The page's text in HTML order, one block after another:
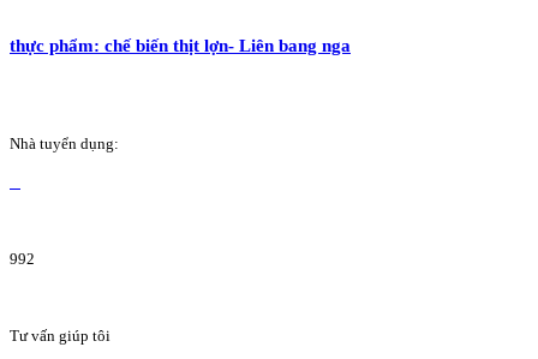
thực phẩm: chế biến thịt lợn- Liên bang nga
Nhà tuyển dụng:
992
Tư vấn giúp tôi